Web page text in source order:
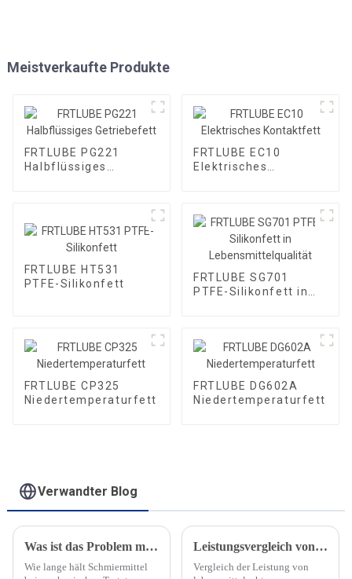
Meistverkaufte Produkte
FRTLUBE PG221
Halbflüssiges
FRTLUBE EC10
Elektrisches
FRTLUBE HT531
PTFE-Silikonfett
FRTLUBE SG701
PTFE-Silikonfett in
FRTLUBE CP325
Niedertemperaturfett
FRTLUBE DG602A
Niedertemperaturfett
Verwandter Blog
Was ist das Problem mit der Schmierung mechanischer Tastaturen?
Wie lange hält Schmiermittel
Leistungsvergleich von lebensmittelechtem Hochtemperatur-Ofenkettenöl
Vergleich der Leistung von